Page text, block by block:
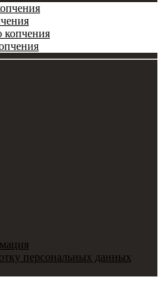
персональных данных